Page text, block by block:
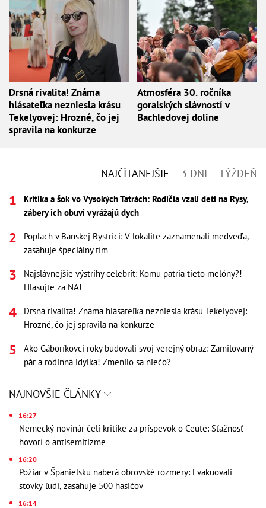
Drsná rivalita! Známa
hlásateľka nezniesla krásu
Tekelyovej: Hrozné, čo jej
spravila na konkurze
Atmosféra 30. ročníka
goralských slávností v
Bachledovej doline
NAJČÍTANEJŠIE 3 DNI TÝŽDEŇ
Kritika a šok vo Vysokých Tatrách: Rodičia vzali deti na Rysy,
zábery ich obuvi vyrážajú dych
Poplach v Banskej Bystrici: V lokalite zaznamenali medveďa,
zasahuje špeciálny tím
Najslávnejšie výstrihy celebrít: Komu patria tieto melóny?!
Hlasujte za NAJ
Drsná rivalita! Známa hlásateľka nezniesla krásu Tekelyovej:
Hrozné, čo jej spravila na konkurze
Ako Gáboríkovci roky budovali svoj verejný obraz: Zamilovaný
pár a rodinná idylka! Zmenilo sa niečo?
NAJNOVŠIE ČLÁNKY
16:27
Nemecký novinár čelí kritike za príspevok o Ceute: Sťažnosť
hovorí o antisemitizme
16:20
Požiar v Španielsku naberá obrovské rozmery: Evakuovali
stovky ľudí, zasahuje 500 hasičov
16:14